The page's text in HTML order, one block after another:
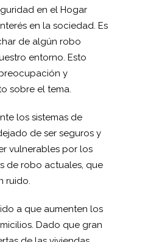
en el Hogar
en la sociedad. Es
de algún robo
entorno. Esto
y
sobre el tema.
los sistemas de
de ser seguros y
vulnerables por los
de robo actuales, que
ruido.
a que aumenten los
Dado que gran